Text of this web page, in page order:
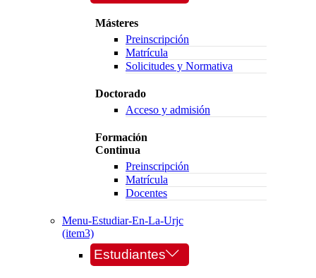
Másteres
Preinscripción
Matrícula
Solicitudes y Normativa
Doctorado
Acceso y admisión
Formación
Continua
Preinscripción
Matrícula
Docentes
Menu-Estudiar-En-La-Urjc
(item3)
Estudiantes